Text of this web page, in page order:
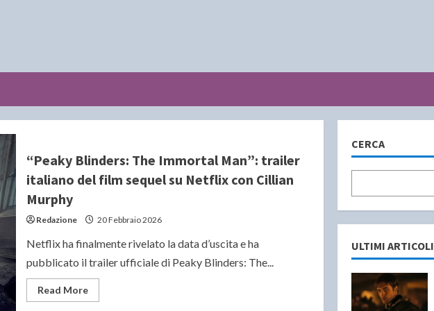
“Peaky Blinders: The Immortal Man”: trailer
italiano del film sequel su Netflix con Cillian
Murphy
Redazione 20 Febbraio 2026
Netflix ha finalmente rivelato la data d’uscita e ha
pubblicato il trailer ufficiale di Peaky Blinders: The...
Read MoreRead
more
CERCA
ULTIMI ARTICOLI